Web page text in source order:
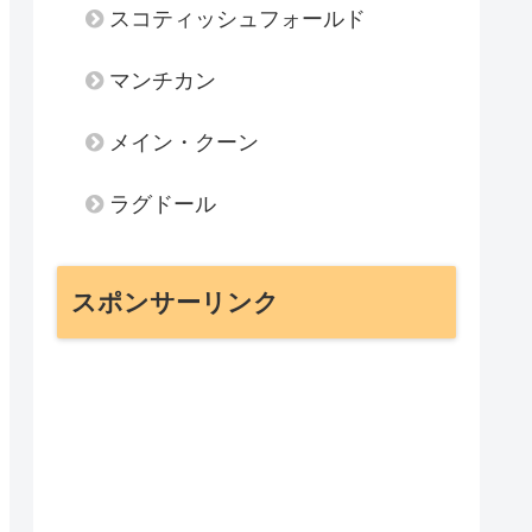
スコティッシュフォールド
マンチカン
メイン・クーン
ラグドール
スポンサーリンク